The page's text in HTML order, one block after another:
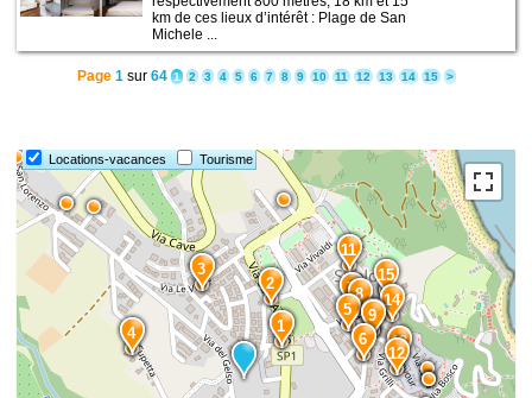
km de ces lieux d’intérêt : Plage de San
Michele ...
Page 1sur 64 1 2 3 4 5 6 7 8 9 10 11 12 13 14 15 >
Locations-vacances Tourisme
15
14
13
12
11
10
9
8
7
6
5
4
3
2
1